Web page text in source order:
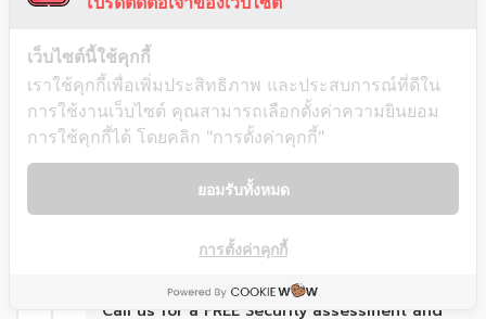
Our Capabilities & Expertise
Call us for a FREE Security assessment and
เว็บไซต์นี้ใช้คุกกี้
เราใช้คุกกี้เพื่อเพิ่มประสิทธิภาพ และประสบการณ์ที่ดีใน
การใช้งานเว็บไซต์ คุณสามารถเลือกตั้งค่าความยินยอม
การใช้คุกกี้ได้ โดยคลิก "การตั้งค่าคุกกี้"
ยอมรับทั้งหมด
การตั้งค่าคุกกี้